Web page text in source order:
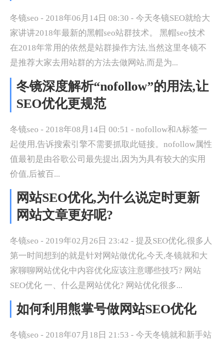
冬镜seo - 2018年06月14日 08:30 - 今天冬镜SEO就给大
家讲讲2018年最新的黑帽seo站群技术。 黑帽seo技术
在2018年常用的依然是站群操作方法,当然这里冬镜不
是推荐大家去用站群的方法去做网站,而是为...
冬镜深度解析“nofollow”的用法,让
SEO优化更规范
冬镜seo - 2018年08月14日 00:51 - nofollow和A标签一
起使用,告诉搜索引擎不需要抓取此链接。nofollow属性
值最初是由谷歌公司最先提出,因为为具有较大的实用
价值,后被百...
网站SEO优化,为什么说定时更新
网站文章更好呢?
冬镜seo - 2019年02月26日 23:42 - 提及SEO优化,很多人
第一时间想到的就是针对网站做优化,今天,冬镜就和大
家聊聊网站优化中内容优化应该注意哪些技巧? 网站
SEO优化 一、什么是网站优化? 网站优化很多...
如何利用熊掌号做网站SEO优化
冬镜seo - 2018年07月18日 21:53 - 今天冬镜就和新手站